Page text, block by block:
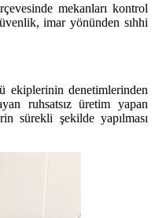
mekanları kontrol
imar yönünden sıhhi
ekiplerinin denetimlerinden
ruhsatsız üretim yapan
sürekli şekilde yapılması